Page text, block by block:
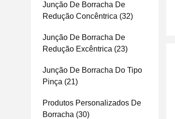
Junção De Borracha De
Redução Concêntrica (32)
Junção De Borracha De
Redução Excêntrica (23)
Junção De Borracha Do Tipo
Pinça (21)
Produtos Personalizados De
Borracha (30)